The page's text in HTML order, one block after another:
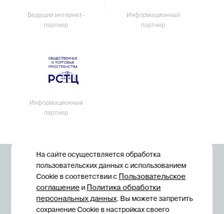
Ведущий интернет-
партнер
Информационный
партнер
Информационный
партнер
© Midexpo, 1994—2026
На сайте осуществляется обработка
пользовательских данных с использованием
Cookie в соответствии с
Пользовательское
соглашение и
Политика обработки
персональных данных. Вы можете запретить
сохранение Cookie в настройках своего